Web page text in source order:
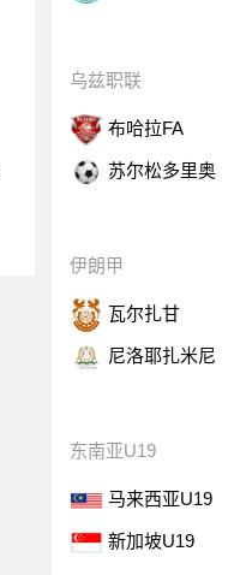
乌兹职联
布哈拉FA
苏尔松多里奥
伊朗甲
瓦尔扎甘
尼洛耶扎米尼
东南亚U19
马来西亚U19
新加坡U19